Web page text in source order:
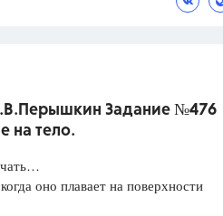
Задание №476
на тело.
оно плавает на поверхности